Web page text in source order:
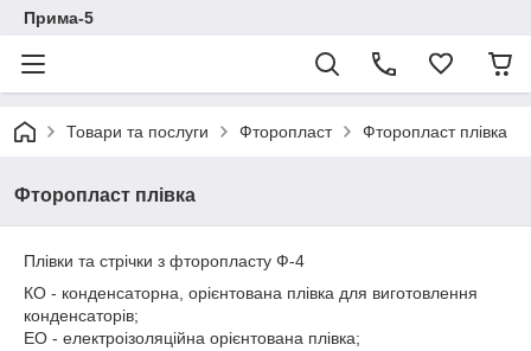
Прима-5
Товари та послуги Фторопласт Фторопласт плівка
Фторопласт плівка
Плівки та стрічки з фторопласту Ф-4
КО - конденсаторна, орієнтована плівка для виготовлення
конденсаторів;
ЕО - електроізоляційна орієнтована плівка;